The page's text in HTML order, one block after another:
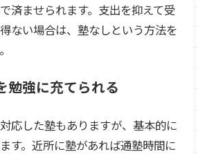
済ませられます。支出を抑えて受
ない場合は、塾なしという方法を
勉強に充てられる
応した塾もありますが、基本的に
す。近所に塾があれば通塾時間に